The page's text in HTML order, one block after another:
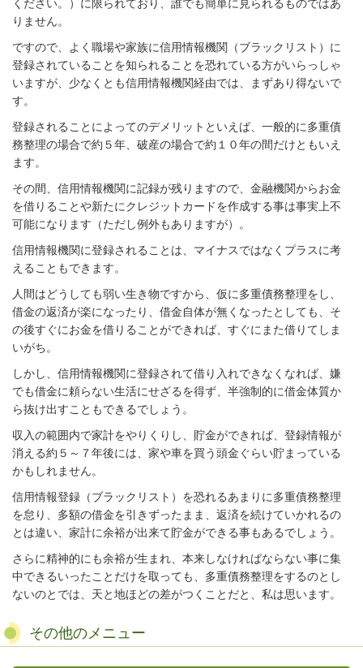
ください。）に限られており、誰でも簡単に見られるものではあ
りません。
ですので、よく職場や家族に信用情報機関（ブラックリスト）に
登録されていることを知られることを恐れている方がいらっしゃ
いますが、少なくとも信用情報機関経由では、まずあり得ないで
す。
登録されることによってのデメリットといえば、一般的に多重債
務整理の場合で約５年、破産の場合で約１０年の間だけともいえ
ます。
その間、信用情報機関に記録が残りますので、金融機関からお金
を借りることや新たにクレジットカードを作成する事は事実上不
可能になります（ただし例外もありますが）。
信用情報機関に登録されることは、マイナスではなくプラスに考
えることもできます。
人間はどうしても弱い生き物ですから、仮に多重債務整理をし、
借金の返済が楽になったり、借金自体が無くなったとしても、そ
の後すぐにお金を借りることができれば、すぐにまた借りてしま
いがち。
しかし、信用情報機関に登録されて借り入れできなくなれば、嫌
でも借金に頼らない生活にせざるを得ず、半強制的に借金体質か
ら抜け出すこともできるでしょう。
収入の範囲内で家計をやりくりし、貯金ができれば、登録情報が
消える約５～７年後には、家や車を買う頭金ぐらい貯まっている
かもしれません。
信用情報登録（ブラックリスト）を恐れるあまりに多重債務整理
を怠り、多額の借金を引きずったまま、返済を続けていかれるの
とは違い、家計に余裕が出来て貯金ができる事もあるでしょう。
さらに精神的にも余裕が生まれ、本来しなければならない事に集
中できるいったことだけを取っても、多重債務整理をするのとし
ないのとでは、天と地ほどの差がつくことだと、私は思います。
その他のメニュー